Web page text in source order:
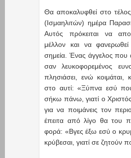
Θα αποκαλυφθεί στο
(Iσμαηλιτών) ημέρα
Αυτός πρόκειται να
μέλλον και να
σημεία. Ένας άγγελος που
σαν λευκοφορεμένος
πλησιάσει, ενώ κοιμάται,
στο αυτί: «Ξύπνα εσύ
σήκω πάνω, γιατί ο
για να ποιμάνεις τον
έπειτα από λίγο θα του
φορά: «Βγες έξω εσύ ο
κρύβεσαι, γιατί σε ζητούν